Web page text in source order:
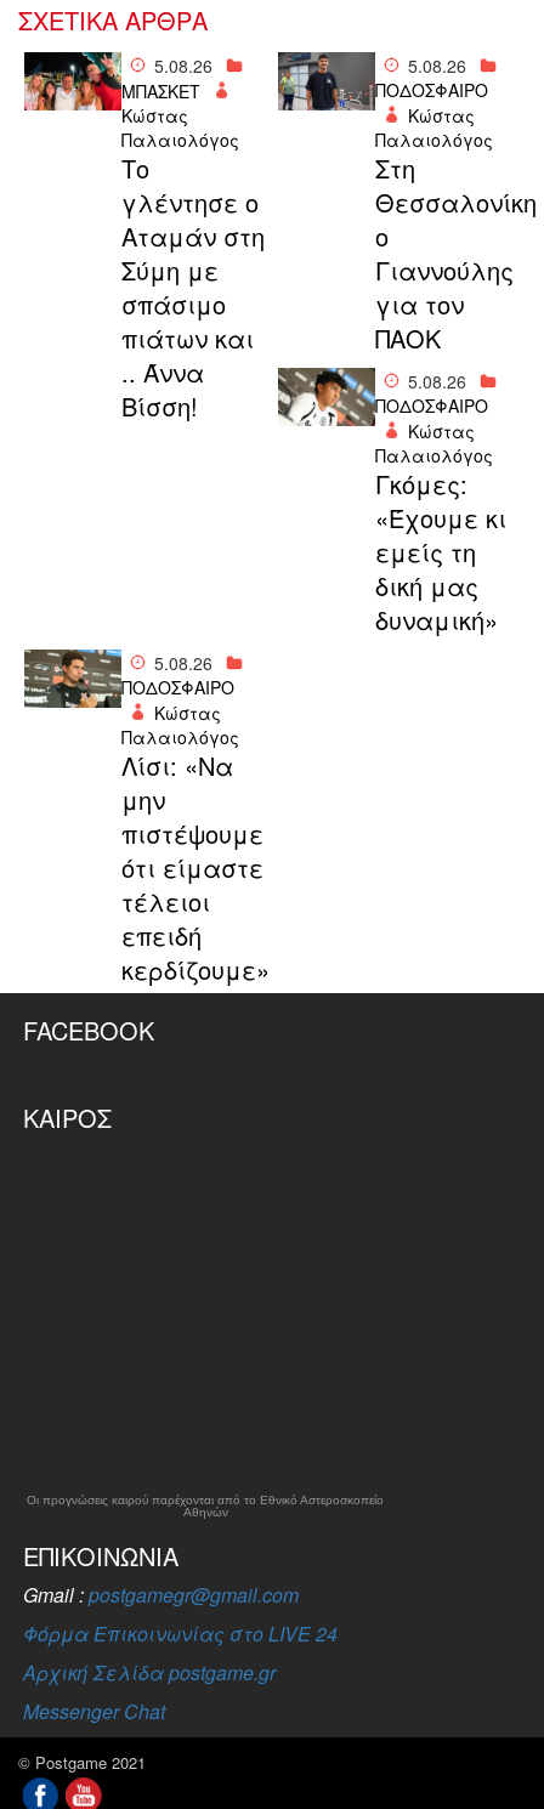
ΣΧΕΤΙΚΑ ΑΡΘΡΑ
5.08.26
ΜΠΑΣΚΕΤ
Κώστας
Παλαιολόγος
Το
γλέντησε ο
Αταμάν στη
Σύμη με
σπάσιμο
πιάτων και
.. Άννα
Βίσση!
5.08.26
ΠΟΔΟΣΦΑΙΡΟ
Κώστας
Παλαιολόγος
Στη
Θεσσαλονίκη
ο
Γιαννούλης
για τον
ΠΑΟΚ
5.08.26
ΠΟΔΟΣΦΑΙΡΟ
Κώστας
Παλαιολόγος
Γκόμες:
«Έχουμε κι
εμείς τη
δική μας
δυναμική»
5.08.26
ΠΟΔΟΣΦΑΙΡΟ
Κώστας
Παλαιολόγος
Λίσι: «Να
μην
πιστέψουμε
ότι είμαστε
τέλειοι
επειδή
κερδίζουμε»
FACEBOOK
ΚΑΙΡΌΣ
Οι προγνώσεις καιρού παρέχονται από το Εθνικό Αστεροσκοπείο
Αθηνών
ΕΠΙΚΟΙΝΩΝΊΑ
Gmail :postgamegr@gmail.com
Φόρμα Επικοινωνίας στο LIVE 24
Αρχική Σελίδα postgame.gr
Messenger Chat
© Postgame 2021